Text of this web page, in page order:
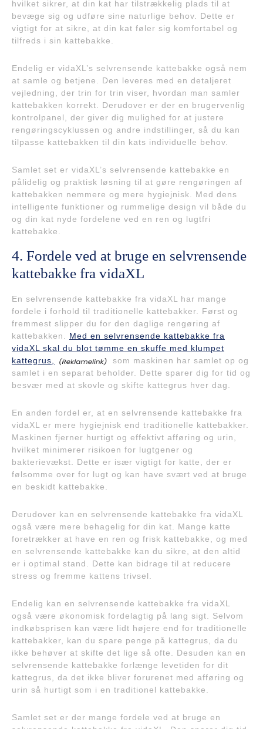
hvilket sikrer, at din kat har tilstrækkelig plads til at
bevæge sig og udføre sine naturlige behov. Dette er
vigtigt for at sikre, at din kat føler sig komfortabel og
tilfreds i sin kattebakke.
Endelig er vidaXL’s selvrensende kattebakke også nem
at samle og betjene. Den leveres med en detaljeret
vejledning, der trin for trin viser, hvordan man samler
kattebakken korrekt. Derudover er der en brugervenlig
kontrolpanel, der giver dig mulighed for at justere
rengøringscyklussen og andre indstillinger, så du kan
tilpasse kattebakken til din kats individuelle behov.
Samlet set er vidaXL’s selvrensende kattebakke en
pålidelig og praktisk løsning til at gøre rengøringen af
kattebakken nemmere og mere hygiejnisk. Med dens
intelligente funktioner og rummelige design vil både du
og din kat nyde fordelene ved en ren og lugtfri
kattebakke.
4. Fordele ved at bruge en selvrensende
kattebakke fra vidaXL
En selvrensende kattebakke fra vidaXL har mange
fordele i forhold til traditionelle kattebakker. Først og
fremmest slipper du for den daglige rengøring af
kattebakken. Med en selvrensende kattebakke fra
vidaXL skal du blot tømme en skuffe med klumpet
kattegrus,
som maskinen har samlet op og
samlet i en separat beholder. Dette sparer dig for tid og
besvær med at skovle og skifte kattegrus hver dag.
En anden fordel er, at en selvrensende kattebakke fra
vidaXL er mere hygiejnisk end traditionelle kattebakker.
Maskinen fjerner hurtigt og effektivt afføring og urin,
hvilket minimerer risikoen for lugtgener og
bakterievækst. Dette er især vigtigt for katte, der er
følsomme over for lugt og kan have svært ved at bruge
en beskidt kattebakke.
Derudover kan en selvrensende kattebakke fra vidaXL
også være mere behagelig for din kat. Mange katte
foretrækker at have en ren og frisk kattebakke, og med
en selvrensende kattebakke kan du sikre, at den altid
er i optimal stand. Dette kan bidrage til at reducere
stress og fremme kattens trivsel.
Endelig kan en selvrensende kattebakke fra vidaXL
også være økonomisk fordelagtig på lang sigt. Selvom
indkøbsprisen kan være lidt højere end for traditionelle
kattebakker, kan du spare penge på kattegrus, da du
ikke behøver at skifte det lige så ofte. Desuden kan en
selvrensende kattebakke forlænge levetiden for dit
kattegrus, da det ikke bliver forurenet med afføring og
urin så hurtigt som i en traditionel kattebakke.
Samlet set er der mange fordele ved at bruge en